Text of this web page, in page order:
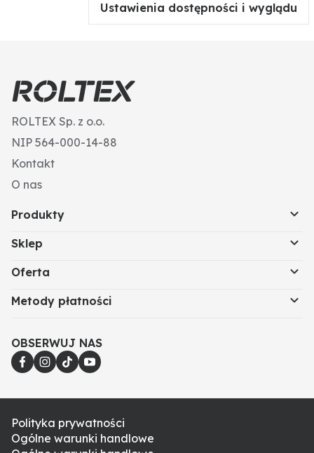
Dodatkowe informacje: Automatyczny zawór
Ustawienia dostępności i wyglądu
ROLTEX Sp. z o.o.
NIP 564-000-14-88
Kontakt
O nas
Produkty
Sklep
Oferta
Metody płatności
OBSERWUJ NAS
Polityka prywatności
Ogólne warunki handlowe